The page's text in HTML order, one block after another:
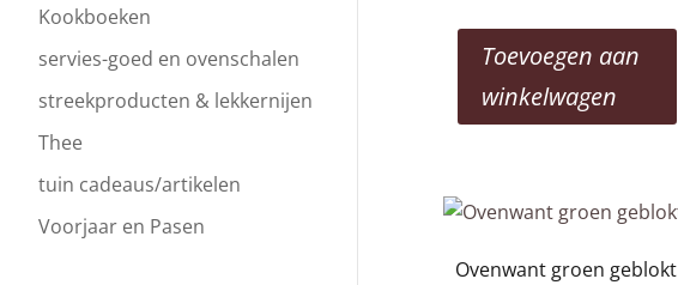
Kookboeken
servies-goed en ovenschalen
streekproducten & lekkernijen
Thee
tuin cadeaus/artikelen
Voorjaar en Pasen
Toevoegen aan
winkelwagen
Ovenwant groen geblokt